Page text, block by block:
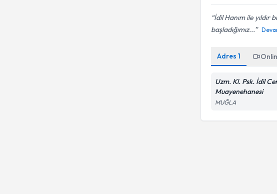
İdil Hanım ile yıldır
başladığımız...
Adres1
Uzm. Kl. Psk. İdil
Muayenehanesi
MUĞLA